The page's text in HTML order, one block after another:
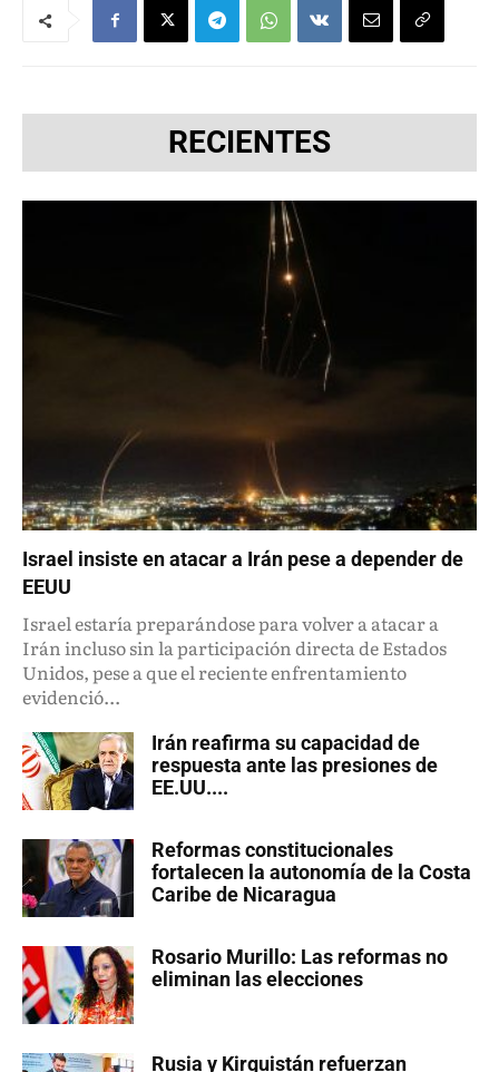
RECIENTES
Israel insiste en atacar a Irán pese a depender de
EEUU
Israel estaría preparándose para volver a atacar a
Irán incluso sin la participación directa de Estados
Unidos, pese a que el reciente enfrentamiento
evidenció...
Irán reafirma su capacidad de
respuesta ante las presiones de
EE.UU....
Reformas constitucionales
fortalecen la autonomía de la Costa
Caribe de Nicaragua
Rosario Murillo: Las reformas no
eliminan las elecciones
Rusia y Kirguistán refuerzan